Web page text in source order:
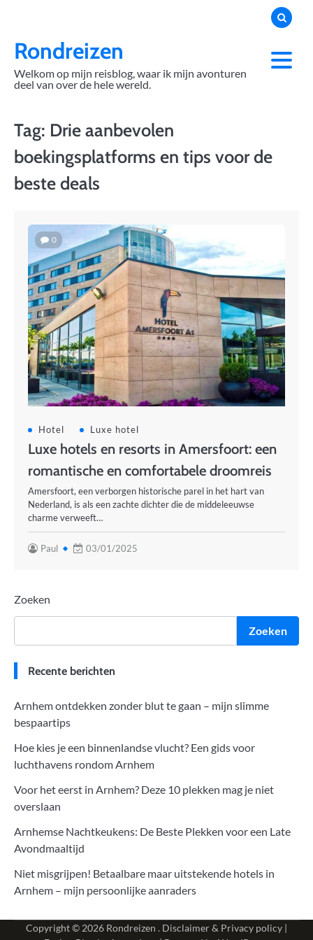
contentRondreizen
Welkom op mijn reisblog, waar ik mijn avonturen
deel van over de hele wereld.
Tag: Drie aanbevolen
boekingsplatforms en tips voor de
beste deals
0
Hotel Luxe hotel
Luxe hotels en resorts in Amersfoort: een
romantische en comfortabele droomreis
Amersfoort, een verborgen historische parel in het hart van
Nederland, is als een zachte dichter die de middeleeuwse
charme verweeft…
Paul 03/01/2025
Zoeken
Zoeken
Recente berichten
Arnhem ontdekken zonder blut te gaan – mijn slimme
bespaartips
Hoe kies je een binnenlandse vlucht? Een gids voor
luchthavens rondom Arnhem
Voor het eerst in Arnhem? Deze 10 plekken mag je niet
overslaan
Arnhemse Nachtkeukens: De Beste Plekken voor een Late
Avondmaaltijd
Niet misgrijpen! Betaalbare maar uitstekende hotels in
Arnhem – mijn persoonlijke aanraders
Copyright © 2026 Rondreizen . Disclaimer & Privacy policy |